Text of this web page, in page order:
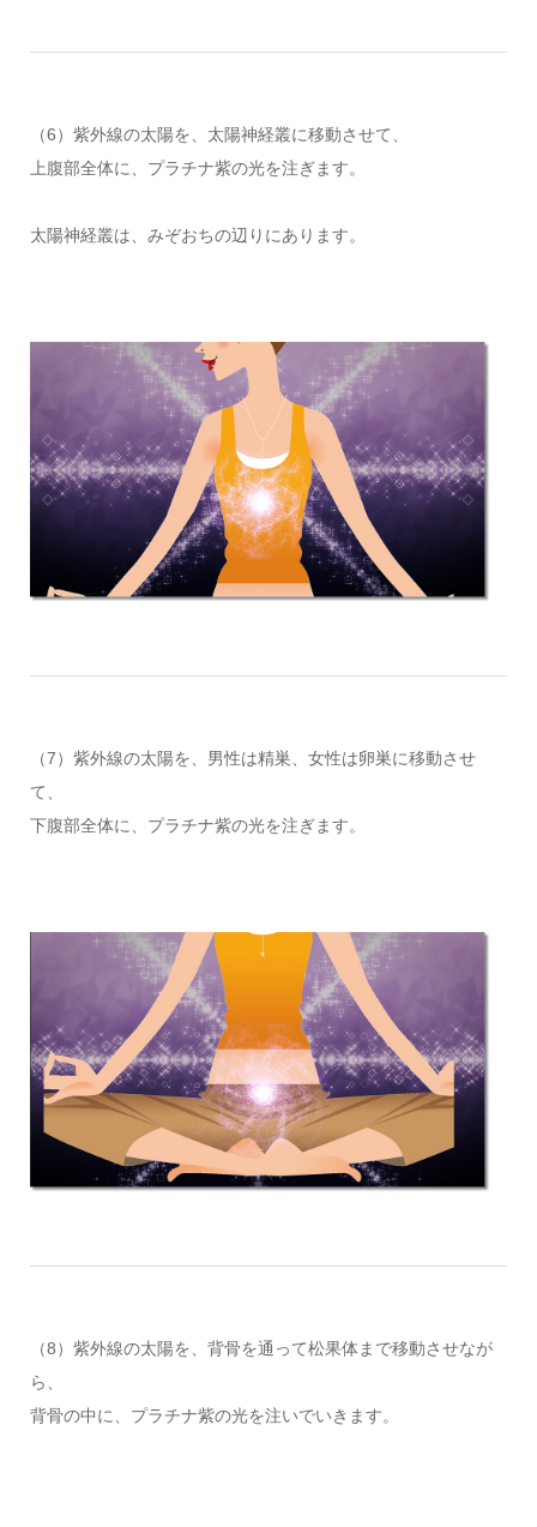
（6）紫外線の太陽を、太陽神経叢に移動させて、
上腹部全体に、プラチナ紫の光を注ぎます。
太陽神経叢は、みぞおちの辺りにあります。
（7）紫外線の太陽を、男性は精巣、女性は卵巣に移動させ
て、
下腹部全体に、プラチナ紫の光を注ぎます。
（8）紫外線の太陽を、背骨を通って松果体まで移動させなが
ら、
背骨の中に、プラチナ紫の光を注いでいきます。